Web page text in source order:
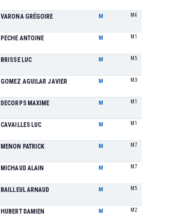
VARONA GRÉGOIRE M M4
PECHE ANTOINE M M1
BRISSE LUC M M5
GOMEZ AGUILAR JAVIER M M3
DECORPS MAXIME M M1
CAVAILLES LUC M M1
MENON PATRICK M M7
MICHAUD ALAIN M M7
BAILLEUL ARNAUD M M5
HUBERT DAMIEN M M2